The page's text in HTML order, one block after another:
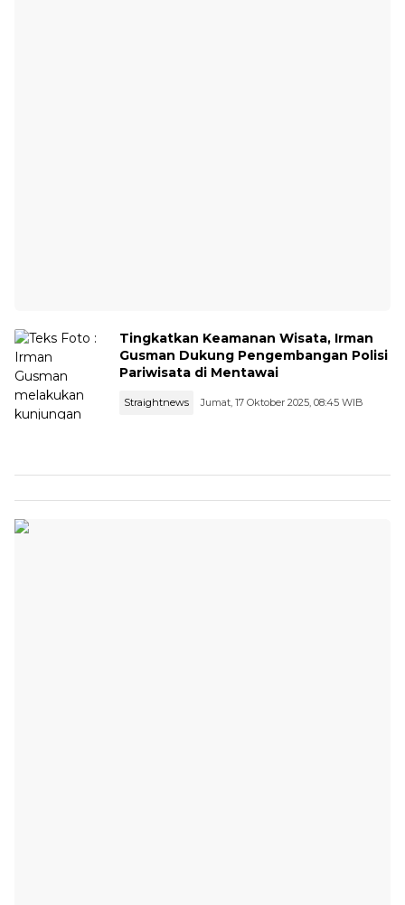
Tingkatkan Keamanan Wisata, Irman
Gusman Dukung Pengembangan Polisi
Pariwisata di Mentawai
Straightnews Jumat, 17 Oktober 2025, 08:45 WIB